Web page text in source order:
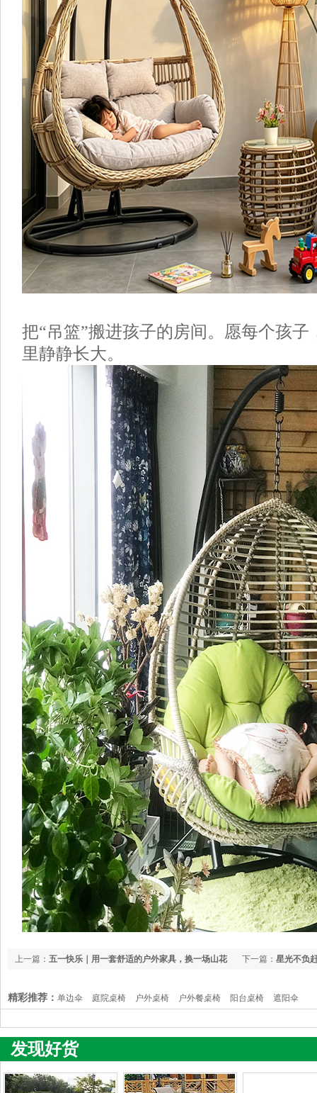
把“吊篮”搬进孩子的房间。愿每个孩子
里静静长大。
下一篇： 星光不负
上一篇： 五一快乐｜用一套舒适的户外家具，换一场山花
精彩推荐： 单边伞 庭院桌椅 户外桌椅 户外餐桌椅 阳台桌椅 遮阳伞
发现好货